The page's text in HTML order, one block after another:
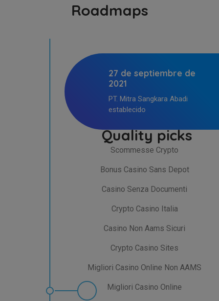
Roadmaps
27 de septiembre de
2021
PT. Mitra Sangkara Abadi
establecido
Quality picks
Scommesse Crypto
Bonus Casino Sans Depot
Casino Senza Documenti
Crypto Casino Italia
Casino Non Aams Sicuri
Crypto Casino Sites
Migliori Casino Online Non AAMS
Migliori Casino Online